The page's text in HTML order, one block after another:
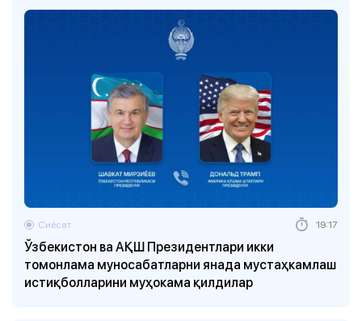
Ўзбекистон ва АҚШ Президентлари икки
томонлама муносабатларни янада мустаҳкамлаш
истиқболларини муҳокама қилдилар
Сиёсат 19:17